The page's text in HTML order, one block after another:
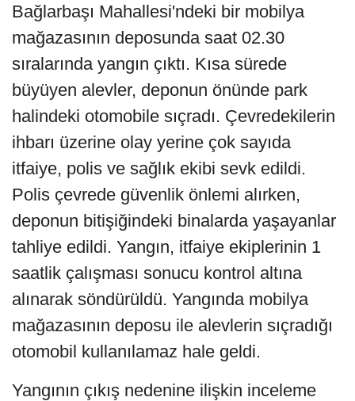
Bağlarbaşı Mahallesi'ndeki bir mobilya
mağazasının deposunda saat 02.30
sıralarında yangın çıktı. Kısa sürede
büyüyen alevler, deponun önünde park
halindeki otomobile sıçradı. Çevredekilerin
ihbarı üzerine olay yerine çok sayıda
itfaiye, polis ve sağlık ekibi sevk edildi.
Polis çevrede güvenlik önlemi alırken,
deponun bitişiğindeki binalarda yaşayanlar
tahliye edildi. Yangın, itfaiye ekiplerinin 1
saatlik çalışması sonucu kontrol altına
alınarak söndürüldü. Yangında mobilya
mağazasının deposu ile alevlerin sıçradığı
otomobil kullanılamaz hale geldi.
Yangının çıkış nedenine ilişkin inceleme